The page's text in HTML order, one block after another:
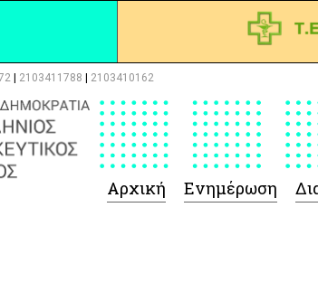
2103411788 2103410162
Αρχική Ενημέρωση